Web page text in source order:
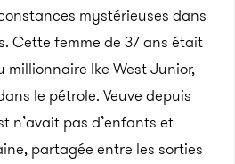
mystérieuses dans
Cette femme de 37 ans était
Ike West Junior,
le pétrole. Veuve depuis
n’avait pas d’enfants et
partagée entre les sorties